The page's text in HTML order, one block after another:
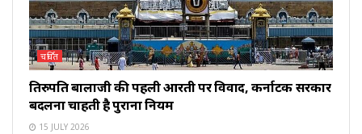
चर्चित
तिरुपति बालाजी की पहली आरती पर विवाद, कर्नाटक सरकार
बदलना चाहती है पुराना नियम
15 JULY 2026